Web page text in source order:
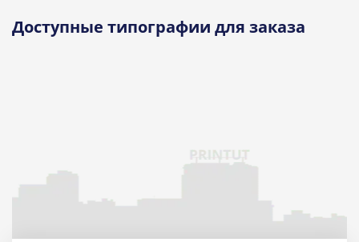
Доступные типографии для заказа